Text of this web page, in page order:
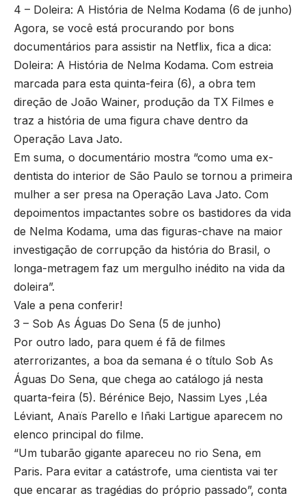
4 – Doleira: A História de Nelma Kodama (6 de junho)
Agora, se você está procurando por bons
documentários para assistir na Netflix, fica a dica:
Doleira: A História de Nelma Kodama. Com estreia
marcada para esta quinta-feira (6), a obra tem
direção de João Wainer, produção da TX Filmes e
traz a história de uma figura chave dentro da
Operação Lava Jato.
Em suma, o documentário mostra “como uma ex-
dentista do interior de São Paulo se tornou a primeira
mulher a ser presa na Operação Lava Jato. Com
depoimentos impactantes sobre os bastidores da vida
de Nelma Kodama, uma das figuras-chave na maior
investigação de corrupção da história do Brasil, o
longa-metragem faz um mergulho inédito na vida da
doleira”.
Vale a pena conferir!
3 – Sob As Águas Do Sena (5 de junho)
Por outro lado, para quem é fã de filmes
aterrorizantes, a boa da semana é o título Sob As
Águas Do Sena, que chega ao catálogo já nesta
quarta-feira (5). Bérénice Bejo, Nassim Lyes ,Léa
Léviant, Anaïs Parello e Iñaki Lartigue aparecem no
elenco principal do filme.
“Um tubarão gigante apareceu no rio Sena, em
Paris. Para evitar a catástrofe, uma cientista vai ter
que encarar as tragédias do próprio passado”, conta